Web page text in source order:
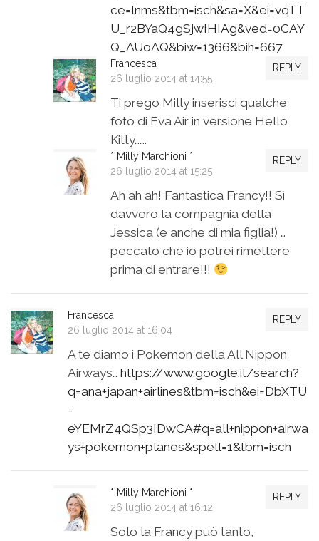
ce=lnms&tbm=isch&sa=X&ei=vqTT
U_r2BYaQ4gSjwIHIAg&ved=0CAY
Q_AUoAQ&biw=1366&bih=667
REPLY
Francesca
26 luglio 2014 at 14:55
Ti prego Milly inserisci qualche
foto di Eva Air in versione Hello
Kitty…….
REPLY
* Milly Marchioni *
26 luglio 2014 at 15:25
Ah ah ah! Fantastica Francy!! Sì
davvero la compagnia della
Jessica (e anche di mia figlia!) …
peccato che io potrei rimettere
prima di entrare!!!
REPLY
Francesca
26 luglio 2014 at 16:04
A te diamo i Pokemon della All Nippon
Airways… https://www.google.it/search?
q=ana+japan+airlines&tbm=isch&ei=DbXTU
-
eYEMrZ4QSp3IDwCA#q=all+nippon+airwa
ys+pokemon+planes&spell=1&tbm=isch
REPLY
* Milly Marchioni *
26 luglio 2014 at 16:12
Solo la Francy può tanto,